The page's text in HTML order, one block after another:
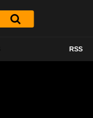
RSS